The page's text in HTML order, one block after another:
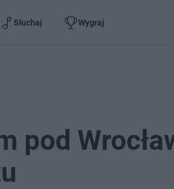
Słuchaj Wygraj
pod